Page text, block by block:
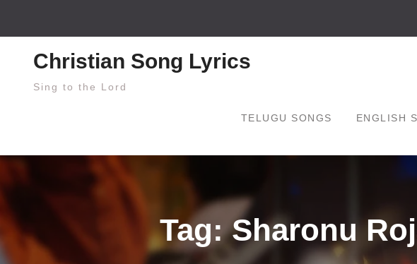
Christian Song Lyrics
Sing to the Lord
TELUGU SONGS ENGLISH
Tag: Sharonu